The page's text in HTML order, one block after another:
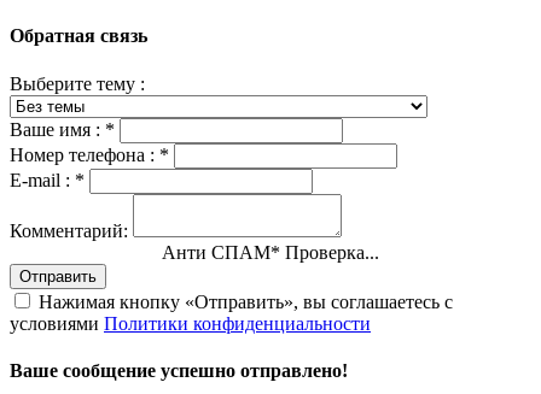
Обратная связь
Выберите тему :
Ваше имя : *
Номер телефона : *
E-mail : *
Комментарий:
Анти СПАМ* Проверка пройдена
Отправить
Нажимая кнопку «Отправить», вы соглашаетесь с
условиями Политики конфиденциальности
Ваше сообщение успешно отправлено!